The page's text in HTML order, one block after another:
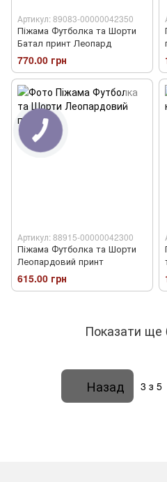
Артикул: 89083-00000042350
Піжама Футболка та Шорти
Батал принт Леопард
770.00 грн
Артикул: 88915-00000042300
Піжама Футболка та Шорти
Леопардовий принт
615.00 грн
Показати ще
Назад 3 з 5